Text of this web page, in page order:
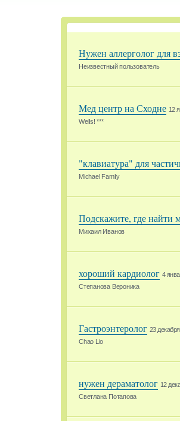
Нужен аллерголог для
Неизвестный пользователь
Мед центр на Сходне 12
Wells! ***
"клавиатура" для
Michael Family
Подскажите, где найти
Михаил Иванов
хороший кардиолог 4
Степанова Вероника
Гастроэнтеролог 23 декабря
Chao Lio
нужен дераматолог 12
Светлана Потапова